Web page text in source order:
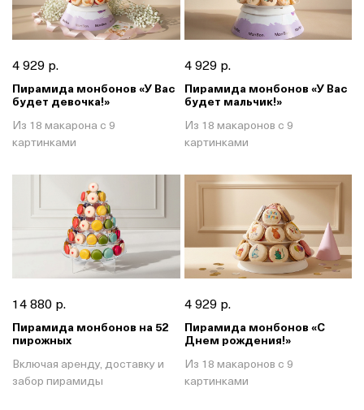
4 929 р.
Пирамида монбонов «У Вас
будет девочка!»
Из 18 макарона с 9
картинками
4 929 р.
Пирамида монбонов «У Вас
будет мальчик!»
Из 18 макаронов с 9
картинками
14 880 р.
Пирамида монбонов на 52
пирожных
Включая аренду, доставку и
забор пирамиды
4 929 р.
Пирамида монбонов «С
Днем рождения!»
Из 18 макаронов с 9
картинками